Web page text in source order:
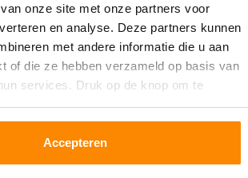
onze site met onze partners voor
en analyse. Deze partners kunnen
met andere informatie die u aan
of die ze hebben verzameld op basis van
services. Druk op de knop om te
Accepteren
niet op de site staat? Hogere
Speciale uitvoeringen? Onze
specialiteit!